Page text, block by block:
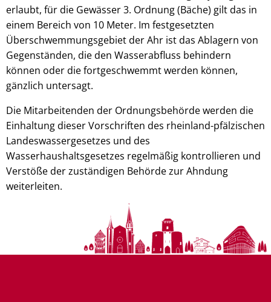
erlaubt, für die Gewässer 3. Ordnung (Bäche) gilt das in
einem Bereich von 10 Meter. Im festgesetzten
Überschwemmungsgebiet der Ahr ist das Ablagern von
Gegenständen, die den Wasserabfluss behindern
können oder die fortgeschwemmt werden können,
gänzlich untersagt.
Die Mitarbeitenden der Ordnungsbehörde werden die
Einhaltung dieser Vorschriften des rheinland-pfälzischen
Landeswassergesetzes und des
Wasserhaushaltsgesetzes regelmäßig kontrollieren und
Verstöße der zuständigen Behörde zur Ahndung
weiterleiten.